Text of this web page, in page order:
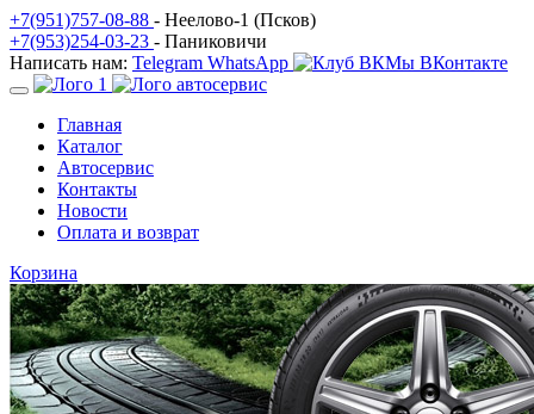
+7(951)757-08-88 - Неелово-1 (Псков)
+7(953)254-03-23 - Паниковичи
Написать нам: Telegram WhatsApp Мы ВКонтакте
Главная
Каталог
Автосервис
Контакты
Новости
Оплата и возврат
Корзина